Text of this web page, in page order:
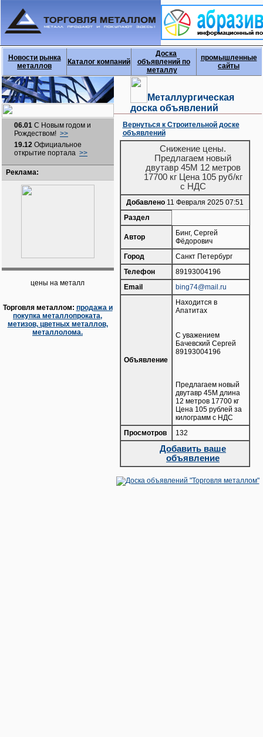
Новости рынка
металлов
Каталог компаний
Доска
объявлений по
металлу
промышленные
сайты
06.01 С Новым годом и
Рождеством! >>
19.12 Официальное
открытие портала >>
Реклама:
цены на металл
Торговля металлом: продажа и
покупка металлопроката,
метизов, цветных металлов,
металлолома.
Металлургическая
доска объявлений
Вернуться к Строительной доске
объявлений
Снижение цены.
Предлагаем новый
двутавр 45М 12 метров
17700 кг Цена 105 руб/кг
с НДС
Добавлено 11 Февраля 2025 07:51
Раздел
Автор
Бинг, Сергей
Фёдорович
Город
Санкт Петербург
Телефон
89193004196
Email
bing74@mail.ru
Объявление
Находится в
Апатитах
С уважением
Бачевский Сергей
89193004196
Предлагаем новый
двутавр 45М длина
12 метров 17700 кг
Цена 105 рублей за
килограмм с НДС
Просмотров
132
Добавить ваше
объявление